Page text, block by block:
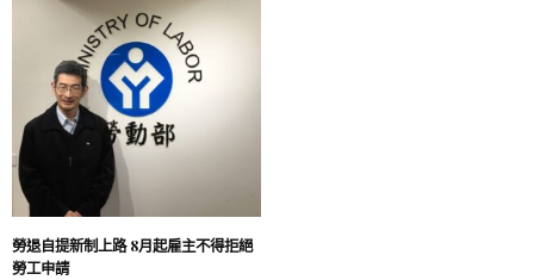
勞退自提新制上路 8月起雇主不得拒絕
勞工申請